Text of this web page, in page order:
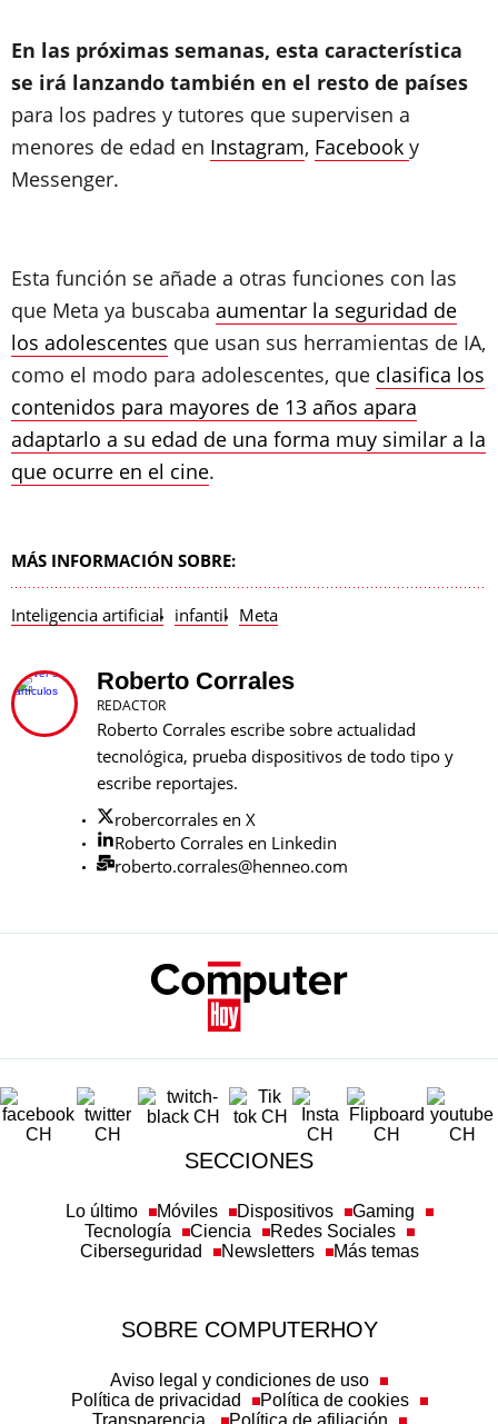
En las próximas semanas, esta característica
se irá lanzando también en el resto de países
para los padres y tutores que supervisen a
menores de edad en Instagram, Facebook y
Messenger.
Esta función se añade a otras funciones con las
que Meta ya buscaba aumentar la seguridad de
los adolescentes que usan sus herramientas de IA,
como el modo para adolescentes, que clasifica los
contenidos para mayores de 13 años apara
adaptarlo a su edad de una forma muy similar a la
que ocurre en el cine.
MÁS INFORMACIÓN SOBRE:
Inteligencia artificial infantil Meta
Roberto Corrales
REDACTOR
Roberto Corrales escribe sobre actualidad
tecnológica, prueba dispositivos de todo tipo y
escribe reportajes.
robercorrales en X
Roberto Corrales en Linkedin
roberto.corrales@henneo.com
SECCIONES
Lo último Móviles Dispositivos
Gaming
Tecnología
Ciencia
Redes Sociales
Ciberseguridad
Newsletters Más temas
SOBRE COMPUTERHOY
Aviso legal y condiciones de uso
Política de privacidad
Política de cookies
Transparencia
Política de afiliación